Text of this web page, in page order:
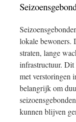
lokale bewoners.
straten, lange
infrastructuur. Dit
met verstoringen
belangrijk om
kunnen blijven